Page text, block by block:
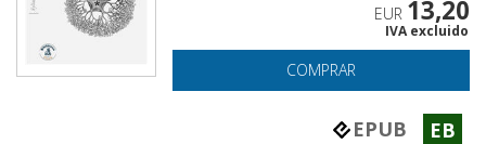
EUR 13,20
IVA excluido
COMPRAR
EPUB EB